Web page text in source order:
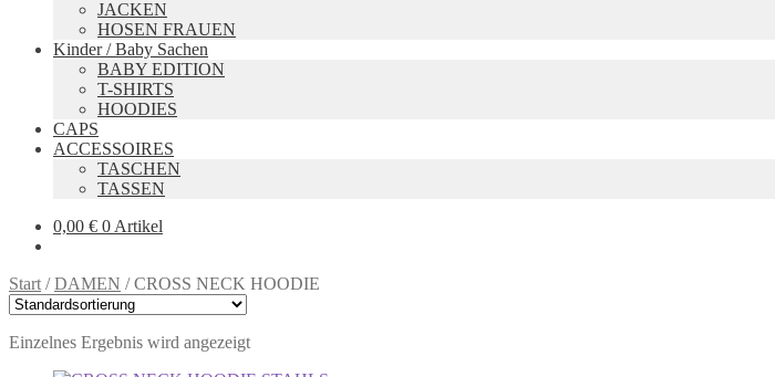
JACKEN
HOSEN FRAUEN
Kinder / Baby Sachen
BABY EDITION
T-SHIRTS
HOODIES
CAPS
ACCESSOIRES
TASCHEN
TASSEN
0,00 € 0 Artikel
Start /DAMEN /CROSS NECK HOODIE
Einzelnes Ergebnis wird angezeigt